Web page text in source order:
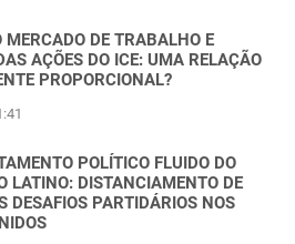
MERCADO DE TRABALHO E
AÇÕES DO ICE: UMA RELAÇÃO
PROPORCIONAL?
POLÍTICO FLUIDO DO
LATINO: DISTANCIAMENTO DE
DESAFIOS PARTIDÁRIOS NOS